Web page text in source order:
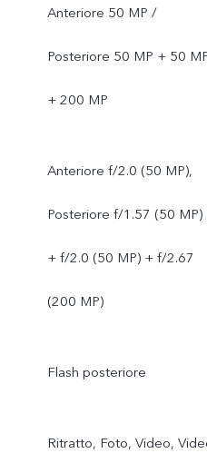
Anteriore 50 MP /
Posteriore 50 MP + 50
+ 200 MP
Anteriore f/2.0 (50 MP),
Posteriore f/1.57 (50 MP)
+ f/2.0 (50 MP) + f/2.67
(200 MP)
Flash posteriore
Ritratto, Foto, Video,